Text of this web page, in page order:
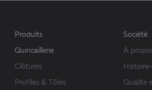
Produits
Quincaillerie
Clôtures
Profilés & Tôles
Société
À
Qualite